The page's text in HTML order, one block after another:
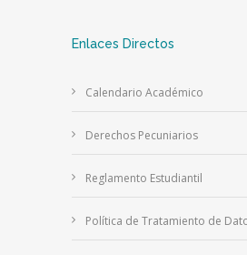
Enlaces Directos
Calendario Académico
Derechos Pecuniarios
Reglamento Estudiantil
Política de Tratamiento de